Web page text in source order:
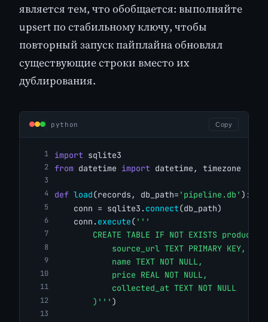
является тем, что обобщается: выполняйте
upsert по стабильному ключу, чтобы
повторный запуск пайплайна обновлял
существующие строки вместо их
дублирования.
python Copy
import sqlite3
from datetime import datetime, timezone
def load(records, db_path= 'pipeline.db' ):
    conn = sqlite3.
connect(db_path)
    conn.
execute( '''
CREATE TABLE IF NOT EXISTS products
            source_url TEXT PRIMARY KEY,
            name TEXT NOT NULL,
            price REAL NOT NULL,
            collected_at TEXT NOT NULL
        )'''
)